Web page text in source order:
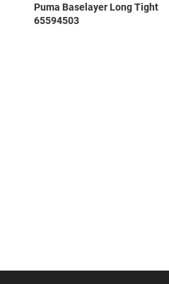
Puma Baselayer Long Tight
65594503